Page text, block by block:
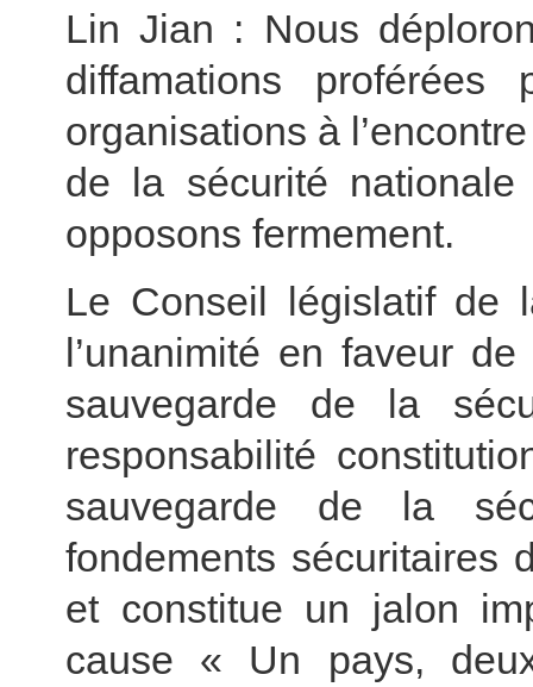
Lin Jian : Nous
diffamations
organisations à
de la sécurité
opposons fermement.
Le Conseil législatif
l’unanimité en faveur
sauvegarde de la
responsabilité
sauvegarde de la
fondements sécuritaires
et constitue un jalon
cause « Un pays,